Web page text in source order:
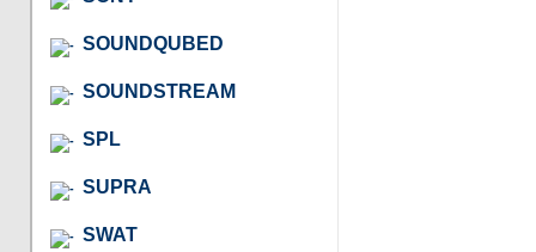
SOUNDQUBED
SOUNDSTREAM
SPL
SUPRA
SWAT